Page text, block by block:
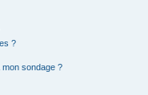
?
mon sondage ?